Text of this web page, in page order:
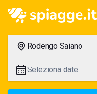
Rodengo Saiano
Seleziona date